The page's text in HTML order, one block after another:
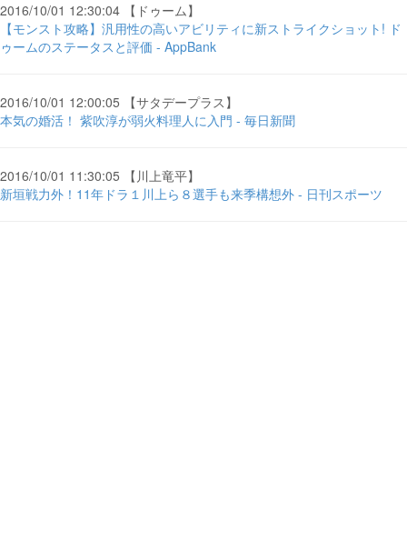
2016/10/01 12:30:04 【ドゥーム】
【モンスト攻略】汎用性の高いアビリティに新ストライクショット! ド
ゥームのステータスと評価 - AppBank
2016/10/01 12:00:05 【サタデープラス】
本気の婚活！ 紫吹淳が弱火料理人に入門 - 毎日新聞
2016/10/01 11:30:05 【川上竜平】
新垣戦力外！11年ドラ１川上ら８選手も来季構想外 - 日刊スポーツ